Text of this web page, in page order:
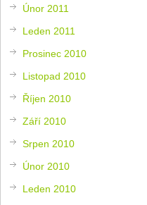
Únor 2011
Leden 2011
Prosinec 2010
Listopad 2010
Říjen 2010
Září 2010
Srpen 2010
Únor 2010
Leden 2010